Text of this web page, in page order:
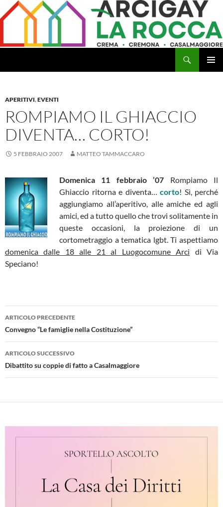
al
APERITIVI,EVENTI
ROMPIAMO IL GHIACCIO
DIVENTA… CORTO!
5 FEBBRAIO 2007 MATTEO TAMMACCARO
Domenica 11 febbraio ’07 Rompiamo Il
Ghiaccio ritorna e diventa… corto! Sì, perché
aggiungiamo all’aperitivo, alle amiche ed agli
amici, ed a tutto quello che trovi solitamente in
queste occasioni, la proiezione di un
cortometraggio a tematica lgbt. Ti aspettiamo
domenica dalle 18 alle 21 al Luogocomune Arci di Via
Speciano!
Navigazione
articolo
ARTICOLO PRECEDENTE
Convegno “Le famiglie nella Costituzione”
ARTICOLO SUCCESSIVO
Dibattito su coppie di fatto a Casalmaggiore